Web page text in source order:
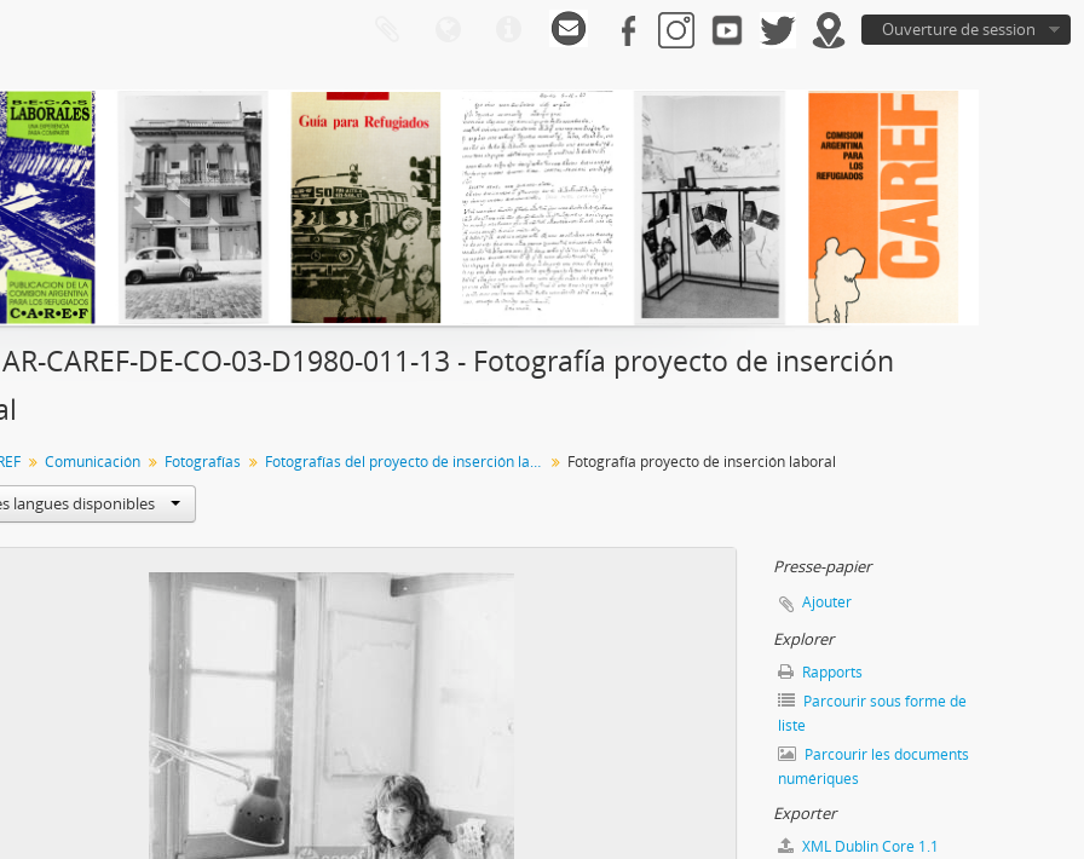
Ouverture de session
CAREF-DE-CO-03-D1980-011-13 - Fotografía proyecto de inserción
Comunicación Fotografías Fotografías del proyecto de inserción laboral de refugiados Fotografía proyecto de inserción laboral
langues disponibles
Presse-papier
Ajouter
Explorer
Rapports
Parcourir sous forme de
liste
Parcourir les documents
numériques
Exporter
XML Dublin Core 1.1